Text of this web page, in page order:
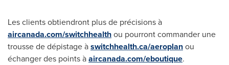
Les clients obtiendront plus de précisions à
aircanada.com/switchhealthou pourront commander une
trousse de dépistage àswitchhealth.ca/aeroplanou
échanger des points àaircanada.com/eboutique.